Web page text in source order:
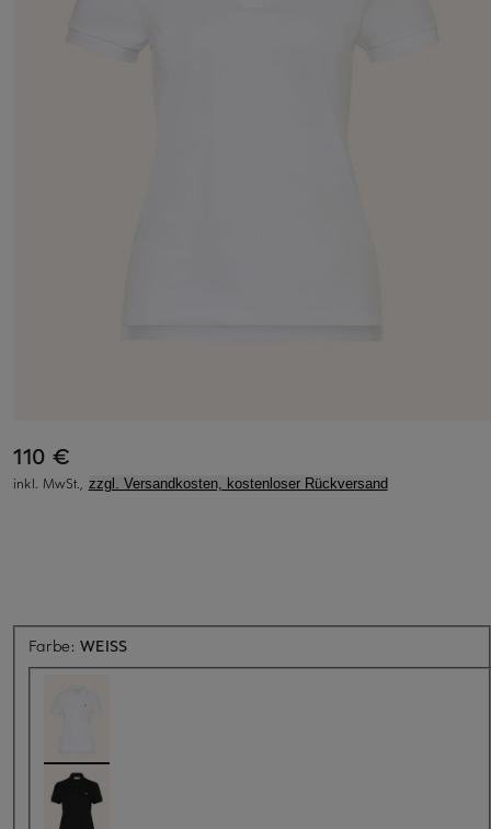
110 €
inkl. MwSt., zzgl. Versandkosten, kostenloser Rückversand
Farbe:WEISS